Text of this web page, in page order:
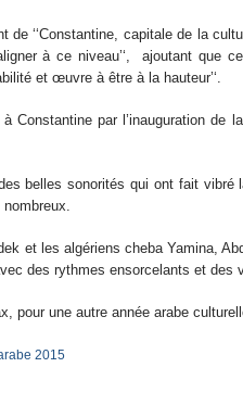
‘‘Constantine, capitale de la
à ce niveau’‘, ajoutant que
et œuvre à être à la hauteur’‘.
Constantine par l’inauguration de
belles sonorités qui ont fait vibré
et les algériens cheba Yamina,
des rythmes ensorcelants et des
pour une autre année arabe
2015